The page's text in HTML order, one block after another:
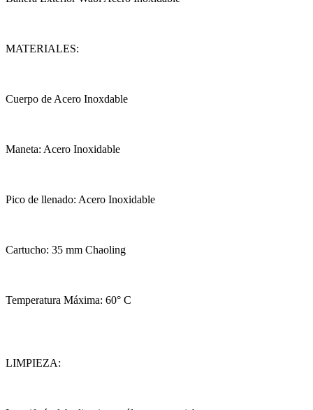
MATERIALES:
Cuerpo de Acero Inoxdable
Maneta: Acero Inoxidable
Pico de llenado: Acero Inoxidable
Cartucho: 35 mm Chaoling
Temperatura Máxima: 60° C
LIMPIEZA: